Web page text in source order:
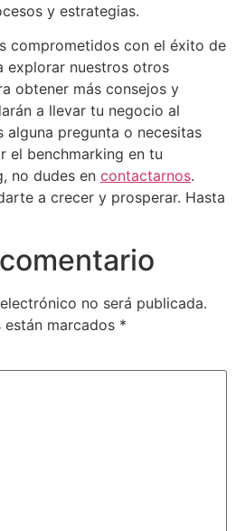
y estrategias.
comprometidos con el éxito de
explorar nuestros otros
obtener más consejos y
a llevar tu negocio al
alguna pregunta o necesitas
el benchmarking en tu
no dudes en contactarnos.
a crecer y prosperar. Hasta
no será publicada.
marcados *